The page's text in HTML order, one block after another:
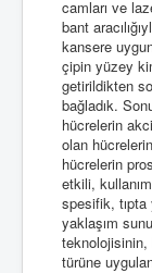
camları ve
bant
kansere
çipin yüzey
getirildikten
bağladık.
hücrelerin
olan
hücrelerin
etkili,
spesifik,
yaklaşım
teknolojisinin,
türüne